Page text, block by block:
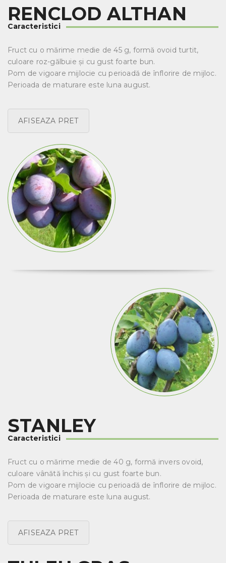
RENCLOD ALTHAN
Caracteristici
Fruct cu o mărime medie de 45 g, formă ovoid turtit,
culoare roz-gălbuie și cu gust foarte bun.
Pom de vigoare mijlocie cu perioadă de înflorire de mijloc.
Perioada de maturare este luna august.
AFISEAZA PRET
STANLEY
Caracteristici
Fruct cu o mărime medie de 40 g, formă invers ovoid,
culoare vânătă închis și cu gust foarte bun.
Pom de vigoare mijlocie cu perioadă de înflorire de mijloc.
Perioada de maturare este luna august.
AFISEAZA PRET